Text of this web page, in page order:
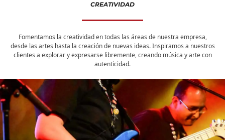
CREATIVIDAD
Fomentamos la creatividad en todas las áreas de nuestra empresa,
desde las artes hasta la creación de nuevas ideas. Inspiramos a nuestros
clientes a explorar y expresarse libremente, creando música y arte con
autenticidad.